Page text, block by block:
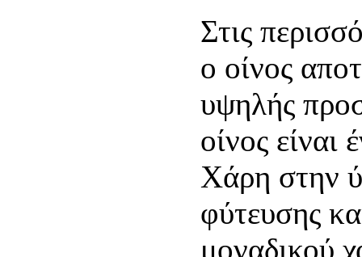
Στις
ο οίνος
υψηλής
οίνος είναι
Χάρη στην
φύτευσης
μοναδικού